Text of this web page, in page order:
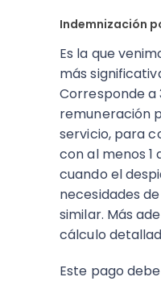
Indemnización
Es la que
más
Corresponde a
remuneración
servicio, para
con al menos 1
cuando el
necesidades
similar. Más
cálculo
Este pago